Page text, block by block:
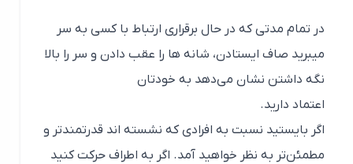
در تمام مدتی که در حال برقراری ارتباط با کسی به سر
میبرید صاف ایستادن، شانه ها را عقب دادن و سر را بالا
نگه داشتن نشان می‌دهد به خودتان
اعتماد دارید.
اگر بایستید نسبت به افرادی که نشسته اند قدرتمندتر و
مطمئن‌تر به نظر خواهید آمد. اگر به اطراف حرکت کنید